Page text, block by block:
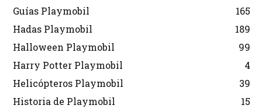
Guías Playmobil
165
Hadas Playmobil
189
Halloween Playmobil
99
Harry Potter Playmobil
4
Helicópteros Playmobil
39
Historia de Playmobil
15